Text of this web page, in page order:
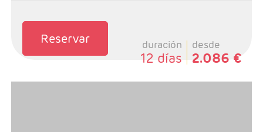
Reservar duración
12 días
desde
2.086 €